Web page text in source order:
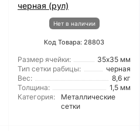
черная (рул)
Нет в наличии
Код Товара: 28803
Размер ячейки:
35х35 мм
Тип сетки рабицы:
черная
Вес:
8,6 кг
Толщина:
1,5 мм
Категория:
Металлические
сетки